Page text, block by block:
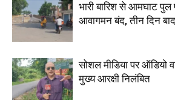
भारी बारिश से आमघाट पुल
आवागमन बंद, तीन दिन
सोशल मीडिया पर ऑडियो
मुख्य आरक्षी निलंबित